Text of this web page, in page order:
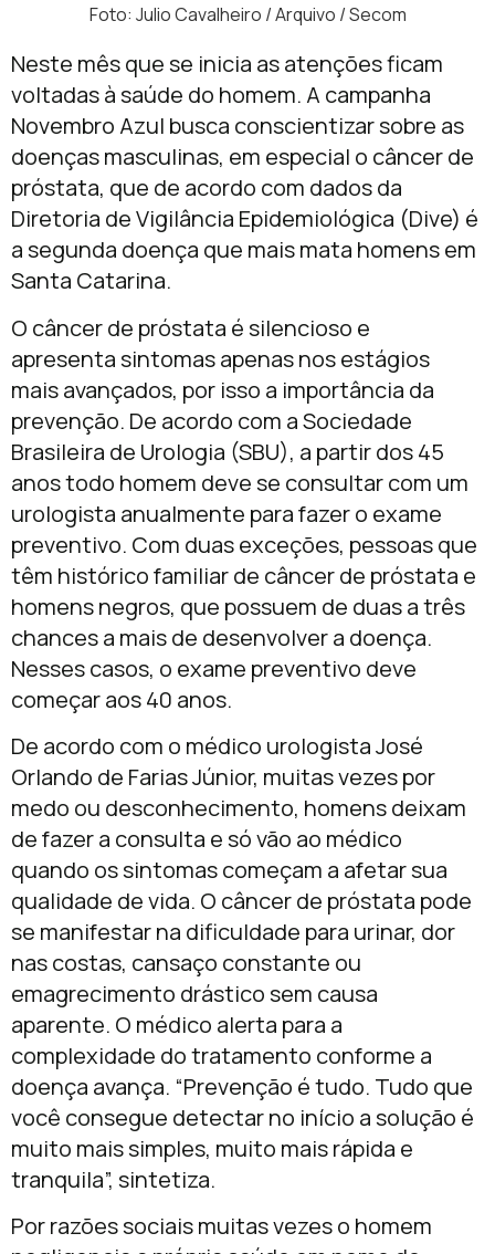
Foto: Julio Cavalheiro / Arquivo / Secom
Neste mês que se inicia as atenções ficam
voltadas à saúde do homem. A campanha
Novembro Azul busca conscientizar sobre as
doenças masculinas, em especial o câncer de
próstata, que de acordo com dados da
Diretoria de Vigilância Epidemiológica (Dive) é
a segunda doença que mais mata homens em
Santa Catarina.
O câncer de próstata é silencioso e
apresenta sintomas apenas nos estágios
mais avançados, por isso a importância da
prevenção. De acordo com a Sociedade
Brasileira de Urologia (SBU), a partir dos 45
anos todo homem deve se consultar com um
urologista anualmente para fazer o exame
preventivo. Com duas exceções, pessoas que
têm histórico familiar de câncer de próstata e
homens negros, que possuem de duas a três
chances a mais de desenvolver a doença.
Nesses casos, o exame preventivo deve
começar aos 40 anos.
De acordo com o médico urologista José
Orlando de Farias Júnior, muitas vezes por
medo ou desconhecimento, homens deixam
de fazer a consulta e só vão ao médico
quando os sintomas começam a afetar sua
qualidade de vida. O câncer de próstata pode
se manifestar na dificuldade para urinar, dor
nas costas, cansaço constante ou
emagrecimento drástico sem causa
aparente. O médico alerta para a
complexidade do tratamento conforme a
doença avança. “Prevenção é tudo. Tudo que
você consegue detectar no início a solução é
muito mais simples, muito mais rápida e
tranquila”, sintetiza.
Por razões sociais muitas vezes o homem